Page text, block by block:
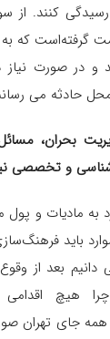
رسیدگی کنند. از
گرفته‌است که به
و در صورت نیاز
حادثه می
بحران،
و تخصصی
به مادیات و
باید
دانیم بعد از
هیچ اقدامی
جای تهران